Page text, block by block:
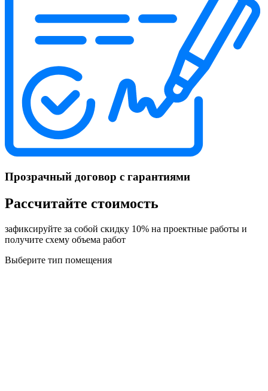
Прозрачный договор с гарантиями
Рассчитайте стоимость
зафиксируйте за собой скидку 10% на проектные работы и
получите схему объема работ
Выберите тип помещения